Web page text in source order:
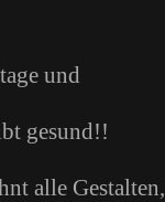
und
gesund!!
alle Gestalten,